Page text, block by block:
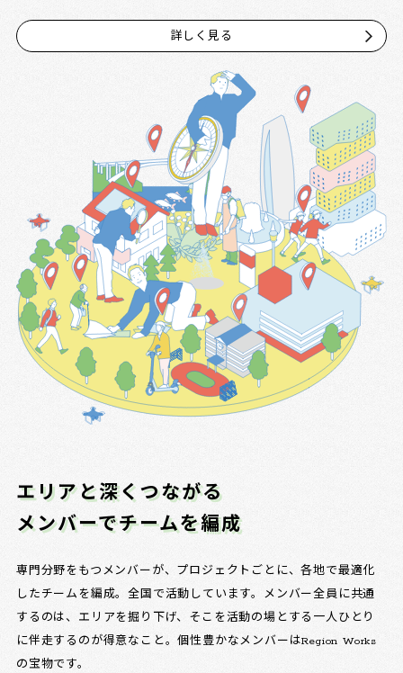
詳しく見る
エリアと深くつながる
メンバーでチームを編成
専門分野をもつメンバーが、プロジェクトごとに、各地で最適化
したチームを編成。全国で活動しています。メンバー全員に共通
するのは、エリアを掘り下げ、そこを活動の場とする一人ひとり
に伴走するのが得意なこと。個性豊かなメンバーはRegion Works
の宝物です。